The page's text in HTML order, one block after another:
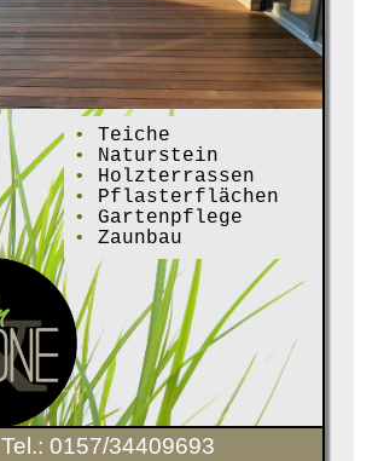
•
Teiche
•
Naturstein
•
Holzterrassen
•
Pflasterflächen
•
Gartenpflege
•
Zaunbau
Tel.: 0157/34409693